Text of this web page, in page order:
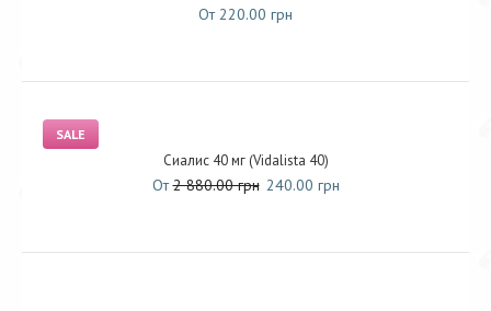
От 220.00 грн
SALE
Сиалис 40 мг (Vidalista 40)
От2 880.00 грн 240.00 грн